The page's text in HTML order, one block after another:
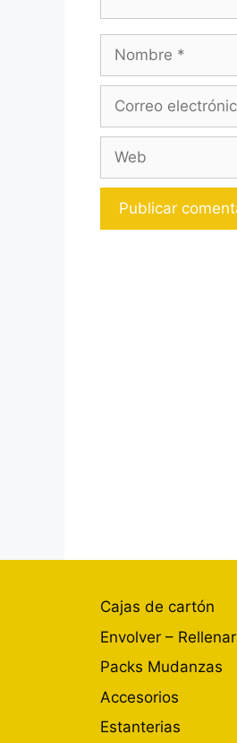
Nombre
Correo
Web
Cajas de cartón
Envolver – Rellenar
Packs Mudanzas
Accesorios
Estanterias